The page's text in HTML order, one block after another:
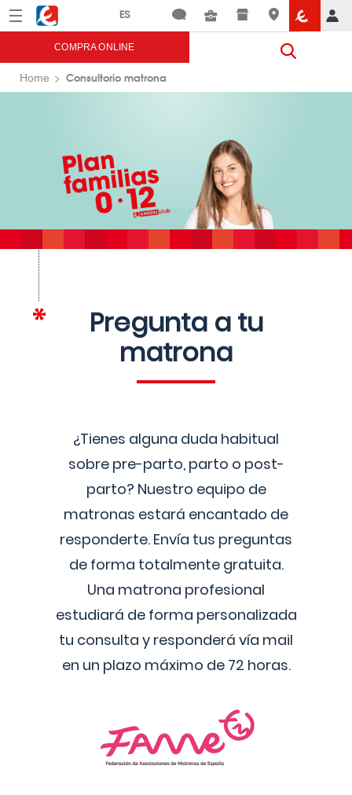
Menú Eroski
COMPRA ONLINE
Home Consultorio matrona
Pregunta a tu
matrona
¿Tienes alguna duda habitual
sobre pre-parto, parto o post-
parto? Nuestro equipo de
matronas estará encantado de
responderte. Envía tus preguntas
de forma totalmente gratuita.
Una matrona profesional
estudiará de forma personalizada
tu consulta y responderá vía mail
en un plazo máximo de 72 horas.